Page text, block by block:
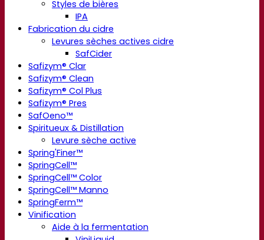
Styles de bières
IPA
Fabrication du cidre
Levures sèches actives cidre
SafCider
Safizym® Clar
Safizym® Clean
Safizym® Col Plus
Safizym® Pres
SafOeno™
Spiritueux & Distillation
Levure sèche active
Spring'Finer™
SpringCell™
SpringCell™ Color
SpringCell™ Manno
SpringFerm™
Vinification
Aide à la fermentation